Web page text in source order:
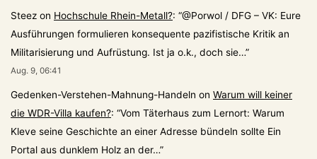
Steez on Hochschule Rhein-Metall?: “@Porwol / DFG – VK: Eure
Ausführungen formulieren konsequente pazifistische Kritik an
Militarisierung und Aufrüstung. Ist ja o.k., doch sie…”
Aug. 9, 06:41
Gedenken-Verstehen-Mahnung-Handeln on Warum will keiner
die WDR-Villa kaufen?: “Vom Täterhaus zum Lernort: Warum
Kleve seine Geschichte an einer Adresse bündeln sollte Ein
Portal aus dunklem Holz an der…”